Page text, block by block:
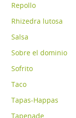
Repollo
Rhizedra lutosa
Salsa
Sobre el dominio
Sofrito
Taco
Tapas-Happas
Tapenade